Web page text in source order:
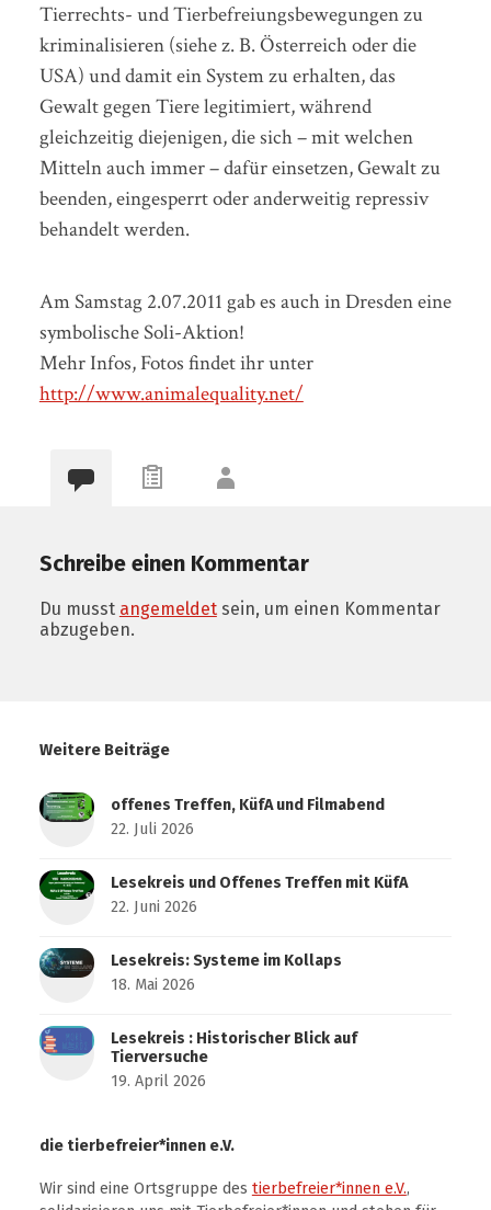
Tierrechts- und Tierbefreiungsbewegungen zu
kriminalisieren (siehe z. B. Österreich oder die
USA) und damit ein System zu erhalten, das
Gewalt gegen Tiere legitimiert, während
gleichzeitig diejenigen, die sich – mit welchen
Mitteln auch immer – dafür einsetzen, Gewalt zu
beenden, eingesperrt oder anderweitig repressiv
behandelt werden.
Am Samstag 2.07.2011 gab es auch in Dresden eine
symbolische Soli-Aktion!
Mehr Infos, Fotos findet ihr unter
http://www.animalequality.net/
Schreibe einen Kommentar
Du musst angemeldetsein, um einen Kommentar
abzugeben.
Weitere Beiträge
offenes Treffen, KüfA und Filmabend
22. Juli 2026
Lesekreis und Offenes Treffen mit KüfA
22. Juni 2026
Lesekreis: Systeme im Kollaps
18. Mai 2026
Lesekreis : Historischer Blick auf
Tierversuche
19. April 2026
die tierbefreier*innen e.V.
Wir sind eine Ortsgruppe des tierbefreier*innen e.V.,